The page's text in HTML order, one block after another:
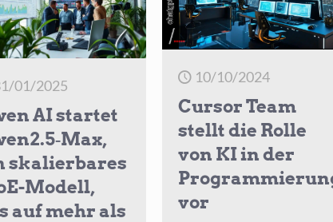
teuerste
KI
01/2025
AI startet
skalierbares
Modell,
auf mehr als
10/10/2024
Cursor Team
stellt die Rolle
von KI in der
vor